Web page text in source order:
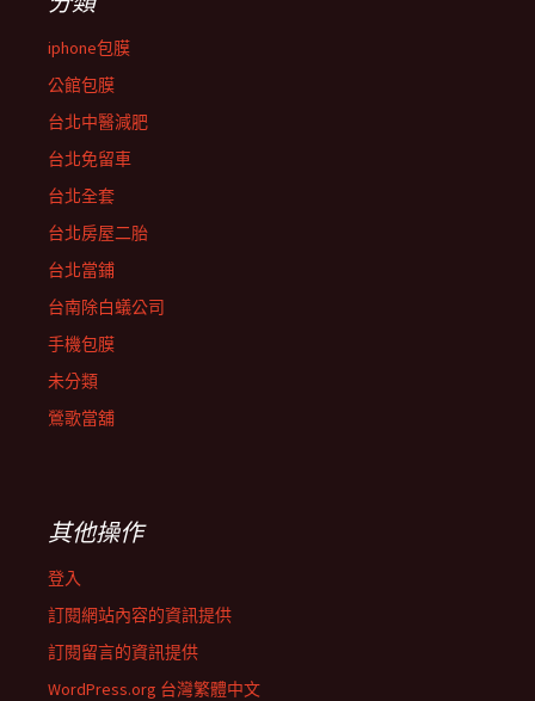
iphone包膜
公館包膜
台北中醫減肥
台北免留車
台北全套
台北房屋二胎
台北當鋪
台南除白蟻公司
手機包膜
未分類
鶯歌當舖
其他操作
登入
訂閱網站內容的資訊提供
訂閱留言的資訊提供
WordPress.org 台灣繁體中文